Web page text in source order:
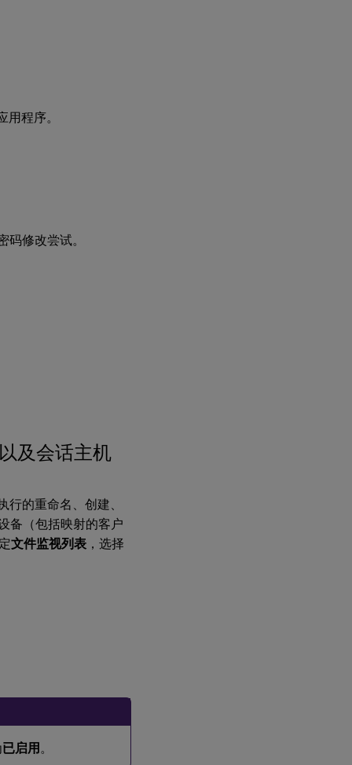
用程序。
修改尝试。
及会话主机
行的重命名、创建、
备（包括映射的客户
文件监视列表 ，选择
已启用 。